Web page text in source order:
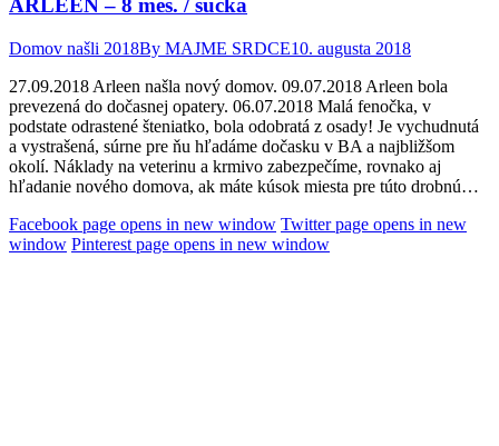
ARLEEN – 8 mes. / sučka
Domov našli 2018By MAJME SRDCE10. augusta 2018
27.09.2018 Arleen našla nový domov. 09.07.2018 Arleen bola
prevezená do dočasnej opatery. 06.07.2018 Malá fenočka, v
podstate odrastené šteniatko, bola odobratá z osady! Je vychudnutá
a vystrašená, súrne pre ňu hľadáme dočasku v BA a najbližšom
okolí. Náklady na veterinu a krmivo zabezpečíme, rovnako aj
hľadanie nového domova, ak máte kúsok miesta pre túto drobnú…
Facebook page opens in new window Twitter page opens in new
window Pinterest page opens in new window